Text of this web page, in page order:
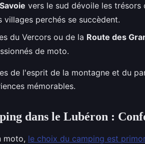
Savoie vers le sud dévoile les trésors
villages perchés se succèdent.
du Vercors ou de la Route des
de moto.
de l'esprit de la montagne et du
mémorables.
dans le Lubéron :
moto, le choix du camping est